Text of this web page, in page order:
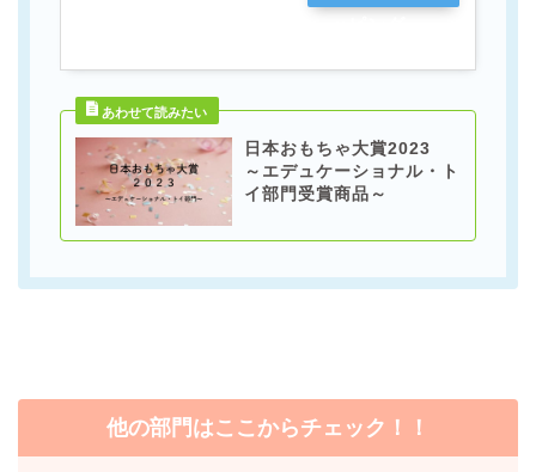
日本おもちゃ大賞2023
～エデュケーショナル・ト
イ部門受賞商品～
他の部門はここからチェック！！